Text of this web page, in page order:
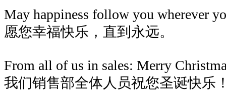
May happiness follow you wherever
愿您幸福快乐，直到永远。
From all of us in sales: Merry
我们销售部全体人员祝您圣诞快乐